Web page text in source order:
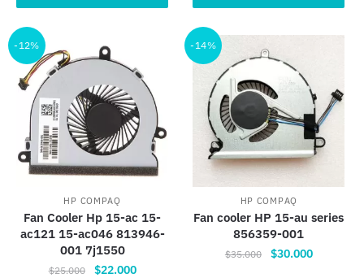
-12%
HP COMPAQ
Fan Cooler Hp 15-ac 15-
ac121 15-ac046 813946-
001 7j1550
$25.000
El
$22.000El
-14%
HP COMPAQ
Fan cooler HP 15-au series
856359-001
$35.000
El
$30.000El